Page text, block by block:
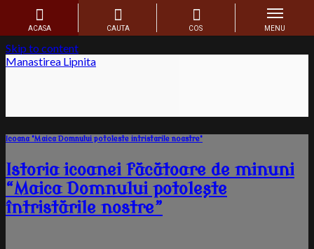
Skip to content
Manastirea Lipnita
Icoana "Maica Domnului potoleste intristarile noastre"
Istoria icoanei făcătoare de minuni
“Maica Domnului potolește
întristările nostre”